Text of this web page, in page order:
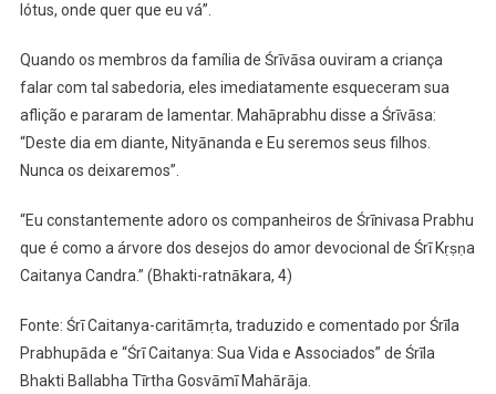
lótus, onde quer que eu vá”.
Quando os membros da família de Śrīvāsa ouviram a criança
falar com tal sabedoria, eles imediatamente esqueceram sua
aflição e pararam de lamentar. Mahāprabhu disse a Śrīvāsa:
“Deste dia em diante, Nityānanda e Eu seremos seus filhos.
Nunca os deixaremos”.
“Eu constantemente adoro os companheiros de Śrīnivasa Prabhu
que é como a árvore dos desejos do amor devocional de Śrī Kṛṣṇa
Caitanya Candra.” (Bhakti-ratnākara, 4)
Fonte: Śrī Caitanya-caritāmṛta, traduzido e comentado por Śrīla
Prabhupāda e “Śrī Caitanya: Sua Vida e Associados” de Śrīla
Bhakti Ballabha Tīrtha Gosvāmī Mahārāja.